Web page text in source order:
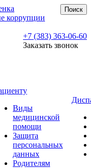
Поиск
коррупции
+7 (383) 363-06-60
Заказать звонок
Виды
медицинской
помощи
Защита
персональных
данных
Родителям